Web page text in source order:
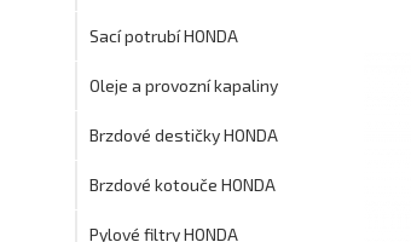
Sací potrubí HONDA
Oleje a provozní kapaliny
Brzdové destičky HONDA
Brzdové kotouče HONDA
Pylové filtry HONDA